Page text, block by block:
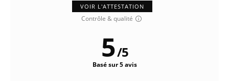
VOIR L'ATTESTATION
Contrôle & qualité
5/5
Basé sur 5 avis